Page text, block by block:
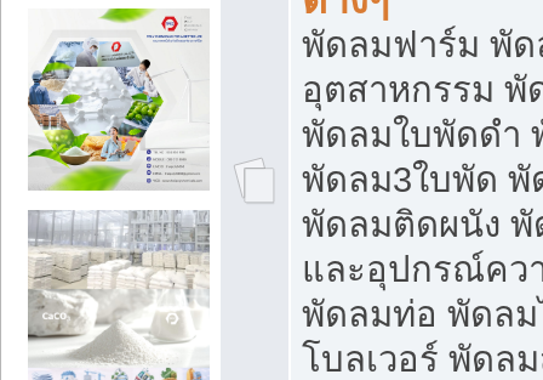
พัดลมฟาร์ม พัด
อุตสาหกรรม
พัดลมใบพัดดำ
พัดลม3ใบพัด พั
พัดลมติดผนัง
และอุปกรณ์คว
พัดลมท่อ พัดลม
โบลเวอร์ พัดล